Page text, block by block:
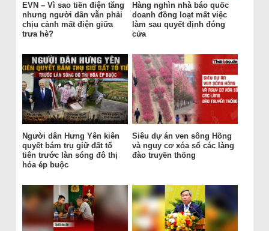
EVN – Vì sao tiền điện tăng
nhưng người dân vẫn phải
chịu cảnh mất điện giữa
trưa hè?
Hàng nghìn nhà báo quốc
doanh đồng loạt mất việc
làm sau quyết định đóng
cửa
Người dân Hưng Yên kiên
quyết bám trụ giữ đất tổ
tiên trước làn sóng đô thị
hóa ép buộc
Siêu dự án ven sông Hồng
và nguy cơ xóa sổ các làng
đào truyền thống